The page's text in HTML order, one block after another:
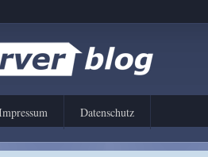
Datenschutz